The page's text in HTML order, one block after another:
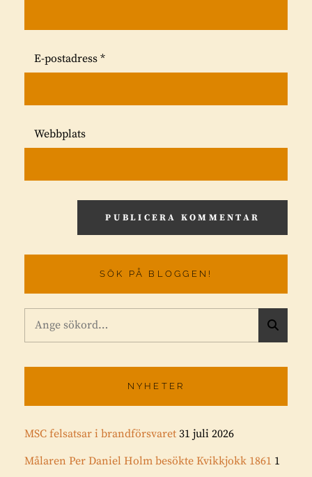
E-postadress *
Webbplats
SÖK PÅ BLOGGEN!
efter:
NYHETER
MSC felsatsar i brandförsvaret 31 juli 2026
Målaren Per Daniel Holm besökte Kvikkjokk 1861 1